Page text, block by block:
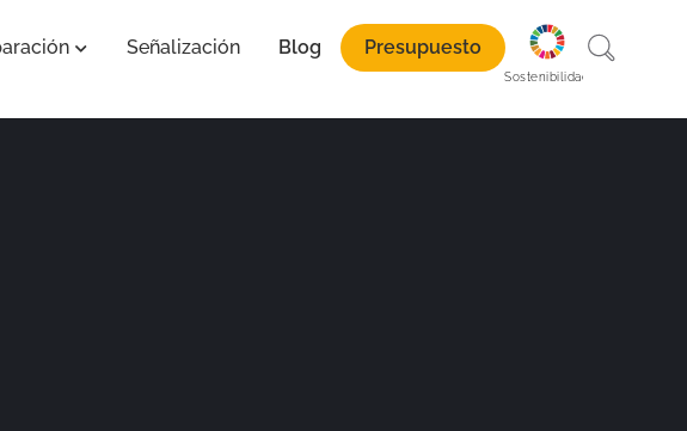
de ResinaAbrir Reparación
Señalización Blog Presupuesto
Sostenibilidad